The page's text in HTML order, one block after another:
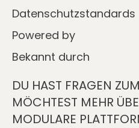
Datenschutzstandards
Powered by
Bekannt durch
DU HAST FRAGEN
MÖCHTEST MEHR
MODULARE